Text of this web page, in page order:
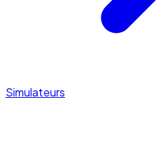
Simulateurs